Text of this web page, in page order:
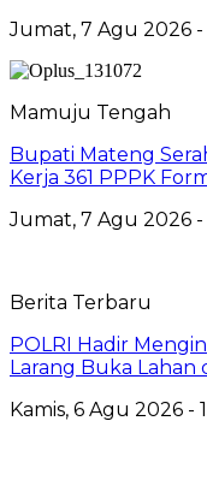
Jumat, 7 Agu 2026 -
Mamuju Tengah
Bupati Mateng
Kerja 361 PPPK
Jumat, 7 Agu 2026 -
Berita Terbaru
POLRI Hadir
Larang Buka
Kamis, 6 Agu 2026 -